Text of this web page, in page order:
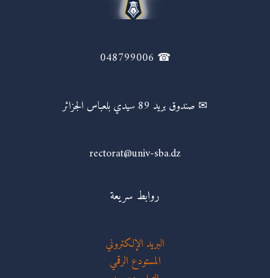
☎ 048799006
✉ صندوق بريد 89 سيدي بلعباس الجزائر
rectorat@univ-sba.dz
روابط سريعة
البريد الإلكتروني
المستودع الرقمي